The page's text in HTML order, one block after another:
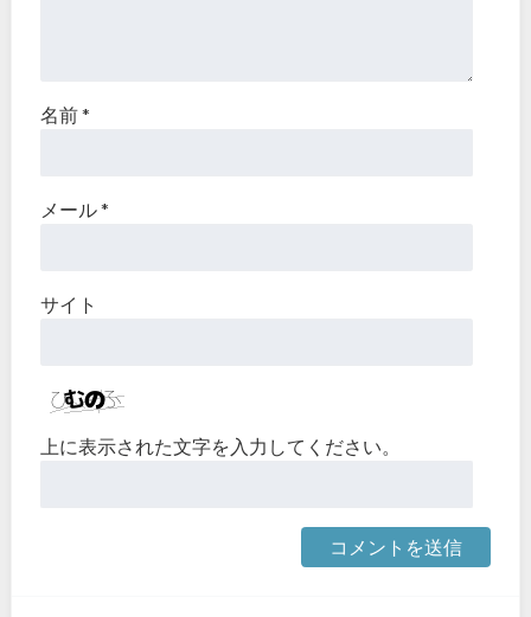
名前*
メール*
サイト
上に表示された文字を入力してください。